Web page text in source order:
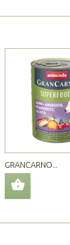
GRANCARNO...